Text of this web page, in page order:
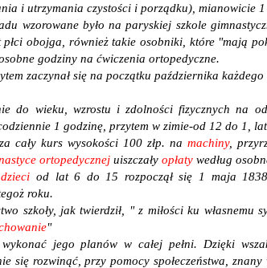
i utrzymania czystości i porządku), mianowicie 1
wzorowane było na paryskiej szkole
obojga, również takie osobniki, które "mają
godziny na ćwiczenia ortopedyczne.
zaczynał się na początku października
do wieku, wzrostu i zdolności fizycznych na
1 godzinę, przytem w zimie-od 12 do 1,
cały kurs wysokości 100 złp. na machiny,
ortopedycznej uiszczały opłaty według
od lat 6 do 15 rozpoczął się 1 maja
roku.
szkoły, jak twierdził, " z miłości ku własnemu
"
jego planów w całej pełni. Dzięki
się rozwinąć, przy pomocy społeczeństwa,